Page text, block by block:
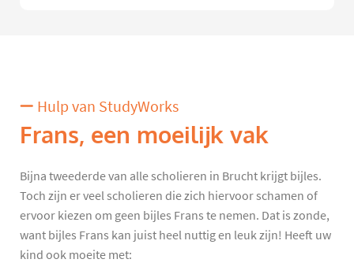
Hulp van StudyWorks
Frans, een moeilijk vak
Bijna tweederde van alle scholieren in Brucht krijgt bijles.
Toch zijn er veel scholieren die zich hiervoor schamen of
ervoor kiezen om geen bijles Frans te nemen. Dat is zonde,
want bijles Frans kan juist heel nuttig en leuk zijn! Heeft uw
kind ook moeite met: